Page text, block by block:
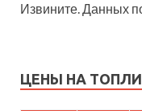
Извините. Данных
ЦЕНЫ НА